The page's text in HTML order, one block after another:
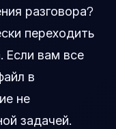
разговора?
переходить
Если вам все
в
не
задачей.